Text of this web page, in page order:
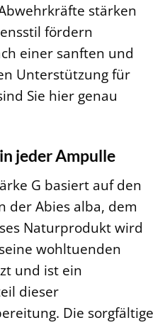
stärken
fördern
einer sanften und
Unterstützung für
Sie hier genau
jeder Ampulle
G basiert auf den
der Abies alba, dem
Naturprodukt wird
wohltuenden
und ist ein
dieser
Die sorgfältige